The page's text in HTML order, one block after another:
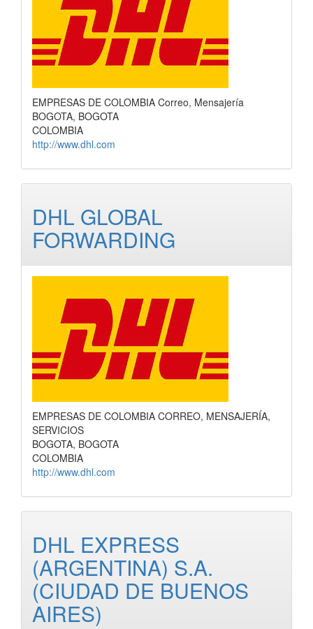
EMPRESAS DE COLOMBIA Correo, Mensajería
BOGOTA, BOGOTA
COLOMBIA
http://www.dhl.com
DHL GLOBAL
FORWARDING
EMPRESAS DE COLOMBIA CORREO, MENSAJERÍA,
SERVICIOS
BOGOTA, BOGOTA
COLOMBIA
http://www.dhl.com
DHL EXPRESS
(ARGENTINA) S.A.
(CIUDAD DE BUENOS
AIRES)